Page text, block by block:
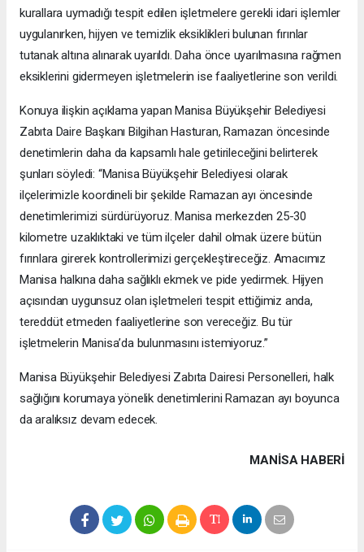
kurallara uymadığı tespit edilen işletmelere gerekli idari işlemler
uygulanırken, hijyen ve temizlik eksiklikleri bulunan fırınlar
tutanak altına alınarak uyarıldı. Daha önce uyarılmasına rağmen
eksiklerini gidermeyen işletmelerin ise faaliyetlerine son verildi.
Konuya ilişkin açıklama yapan Manisa Büyükşehir Belediyesi
Zabıta Daire Başkanı Bilgihan Hasturan, Ramazan öncesinde
denetimlerin daha da kapsamlı hale getirileceğini belirterek
şunları söyledi: “Manisa Büyükşehir Belediyesi olarak
ilçelerimizle koordineli bir şekilde Ramazan ayı öncesinde
denetimlerimizi sürdürüyoruz. Manisa merkezden 25-30
kilometre uzaklıktaki ve tüm ilçeler dahil olmak üzere bütün
fırınlara girerek kontrollerimizi gerçekleştireceğiz. Amacımız
Manisa halkına daha sağlıklı ekmek ve pide yedirmek. Hijyen
açısından uygunsuz olan işletmeleri tespit ettiğimiz anda,
tereddüt etmeden faaliyetlerine son vereceğiz. Bu tür
işletmelerin Manisa’da bulunmasını istemiyoruz.”
Manisa Büyükşehir Belediyesi Zabıta Dairesi Personelleri, halk
sağlığını korumaya yönelik denetimlerini Ramazan ayı boyunca
da aralıksız devam edecek.
MANISA HABERİ